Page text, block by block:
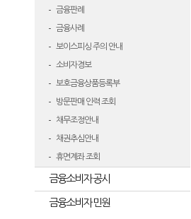
금융판례
금융사례
보이스피싱 주의 안내
소비자경보
보호금융상품등록부
방문판매 인력 조회
채무조정안내
채권추심안내
휴면계좌 조회
금융소비자 공시
금융소비자 민원